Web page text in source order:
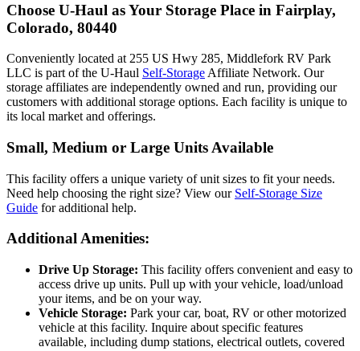
Choose U-Haul as Your Storage Place in Fairplay,
Colorado, 80440
Conveniently located at 255 US Hwy 285, Middlefork RV Park
LLC is part of the U-Haul Self-Storage Affiliate Network. Our
storage affiliates are independently owned and run, providing our
customers with additional storage options. Each facility is unique to
its local market and offerings.
Small, Medium or Large Units Available
This facility offers a unique variety of unit sizes to fit your needs.
Need help choosing the right size? View our Self-Storage Size
Guide for additional help.
Additional Amenities:
Drive Up Storage: This facility offers convenient and easy to
access drive up units. Pull up with your vehicle, load/unload
your items, and be on your way.
Vehicle Storage: Park your car, boat, RV or other motorized
vehicle at this facility. Inquire about specific features
available, including dump stations, electrical outlets, covered